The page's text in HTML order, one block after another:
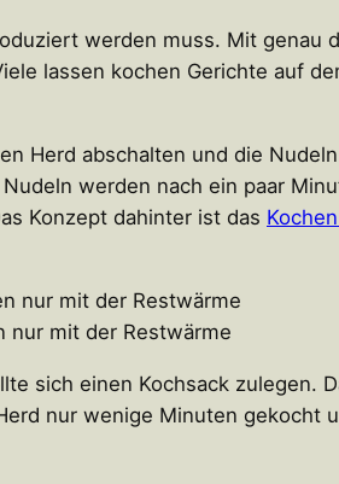
werden muss. Mit genau
lassen kochen Gerichte auf
Herd abschalten und die
werden nach ein paar
Konzept dahinter ist das
nur mit der Restwärme
sich einen Kochsack zulegen.
nur wenige Minuten gekocht